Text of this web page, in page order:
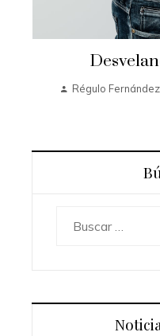
Régulo